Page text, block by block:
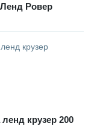
Ровер
крузер 200